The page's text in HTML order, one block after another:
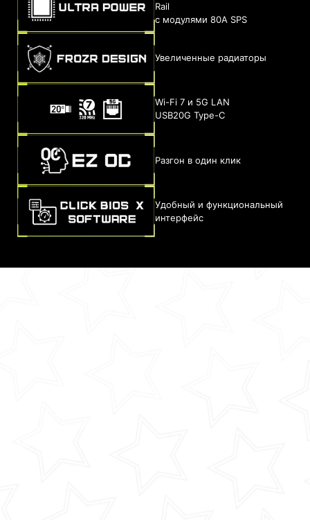
Rail
с модулями 80A SPS
Увеличенные радиаторы
Wi-Fi 7 и 5G LAN
USB20G Type-C
Разгон в один клик
Удобный и функциональный
интерфейс